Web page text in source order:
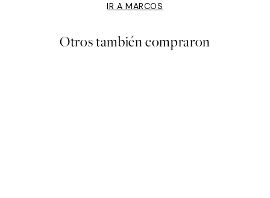
IR A MARCOS
Otros también compraron